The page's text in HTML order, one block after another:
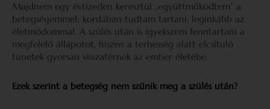
Majdnem egy évtizeden keresztül „együttműködtem” a
betegségemmel: kordában tudtam tartani, leginkább az
életmódommal. A szülés után is igyekszem fenntartani a
megfelelő állapotot, hiszen a terhesség alatt elcsituló
tünetek gyorsan visszatérnek az ember életébe.
Ezek szerint a betegség nem szűnik meg a szülés után?